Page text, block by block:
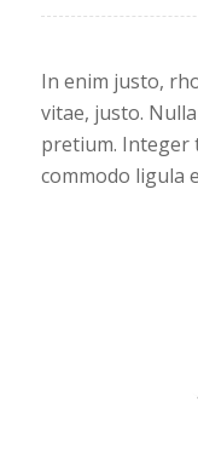
In enim justo,
vitae, justo.
pretium. Integer
commodo ligula